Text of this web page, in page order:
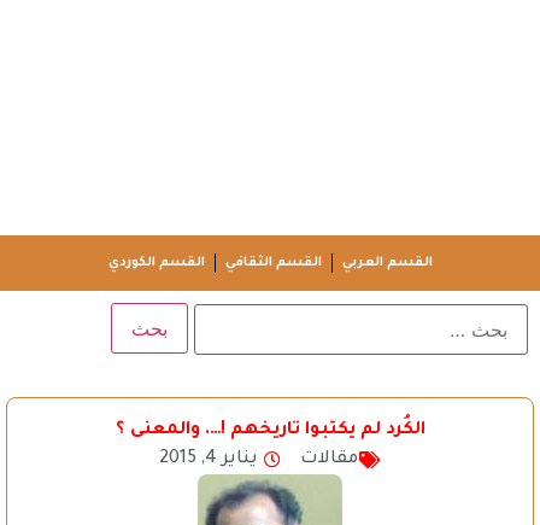
القسم العربي القسم الثقافي القسم الكوردي
الكُرد لم يكتبوا تاريخهم !…. والمعنى ؟
مقالات
يناير 4, 2015